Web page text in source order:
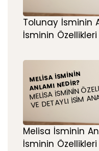
Tolunay İsminin
İsminin
MELISA İSMININ
ANLAMI NEDIR?
MELISA İSMININ
VE DETAYLI İSIM
Melisa İsminin
İsminin